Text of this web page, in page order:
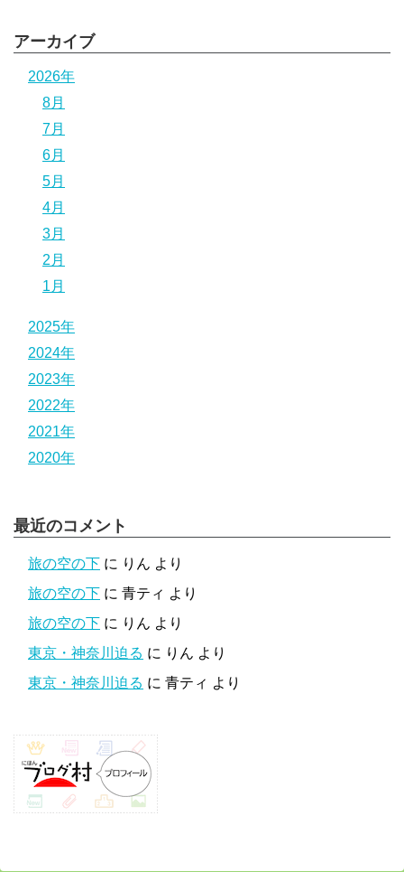
アーカイブ
2026年
8月
7月
6月
5月
4月
3月
2月
1月
2025年
2024年
2023年
2022年
2021年
2020年
最近のコメント
旅の空の下 に りん より
旅の空の下 に 青ティ より
旅の空の下 に りん より
東京・神奈川迫る に りん より
東京・神奈川迫る に 青ティ より